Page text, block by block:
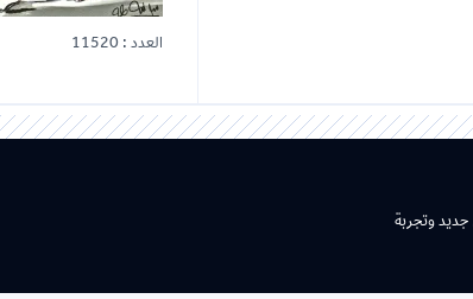
العدد : 11520
جديد وتجربة